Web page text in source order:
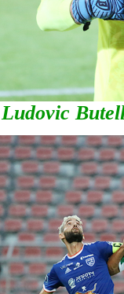
Ludovic